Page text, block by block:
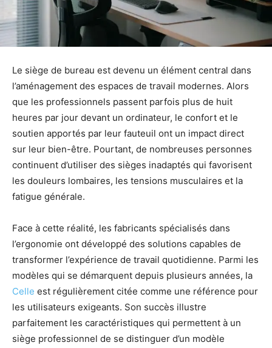
Le siège de bureau est devenu un élément central dans
l’aménagement des espaces de travail modernes. Alors
que les professionnels passent parfois plus de huit
heures par jour devant un ordinateur, le confort et le
soutien apportés par leur fauteuil ont un impact direct
sur leur bien-être. Pourtant, de nombreuses personnes
continuent d’utiliser des sièges inadaptés qui favorisent
les douleurs lombaires, les tensions musculaires et la
fatigue générale.
Face à cette réalité, les fabricants spécialisés dans
l’ergonomie ont développé des solutions capables de
transformer l’expérience de travail quotidienne. Parmi les
modèles qui se démarquent depuis plusieurs années, la
Celle est régulièrement citée comme une référence pour
les utilisateurs exigeants. Son succès illustre
parfaitement les caractéristiques qui permettent à un
siège professionnel de se distinguer d’un modèle